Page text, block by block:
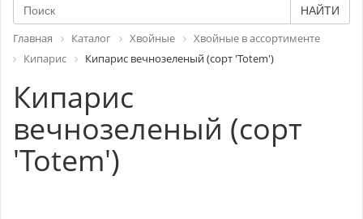
НАЙТИ
Главная Каталог Хвойные
Хвойные в ассортименте
Кипарис
Кипарис вечнозеленый (сорт 'Totem')
Кипарис
вечнозеленый (сорт
'Totem')